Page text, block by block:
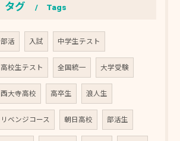
タグ Tags
部活 入試 中学生テスト
高校生テスト 全国統一 大学受験
西大寺高校 高卒生 浪人生
リベンジコース 朝日高校 部活生